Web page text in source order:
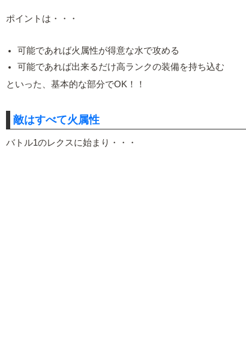
ポイントは・・・
可能であれば火属性が得意な水で攻める
可能であれば出来るだけ高ランクの装備を持ち込む
といった、基本的な部分でOK！！
敵はすべて火属性
バトル1のレクスに始まり・・・